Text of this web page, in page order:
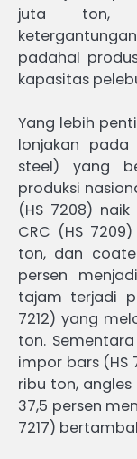
juta ton,
padahal
kapasitas
Yang lebih
lonjakan
steel) yang
produksi
(HS 7208)
CRC (HS
ton, dan
persen
tajam terjadi
7212) yang
ton.
impor bars (HS
ribu ton, angles
37,5 persen
7217)